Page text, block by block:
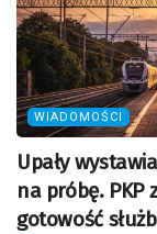
WIADOMOŚCI
Upały
na próbę. PKP
gotowość służb